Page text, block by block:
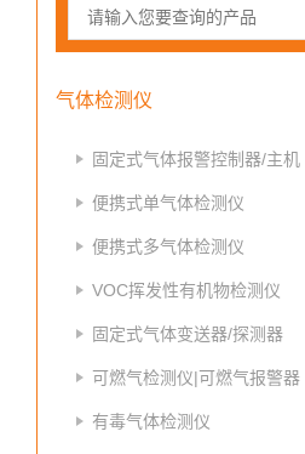
气体检测仪
固定式气体报警控制器/主机
便携式单气体检测仪
便携式多气体检测仪
VOC挥发性有机物检测仪
固定式气体变送器/探测器
可燃气检测仪|可燃气报警器
有毒气体检测仪